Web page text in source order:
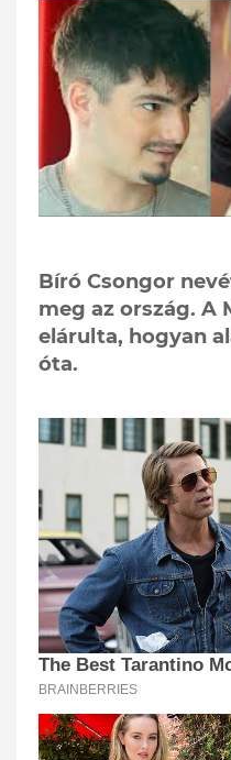
Bíró Csongor
meg az ország. A
elárulta, hogyan
óta.